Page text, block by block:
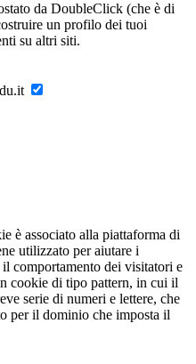
da DoubleClick (che è di
un profilo dei tuoi
su altri siti.
è associato alla piattaforma di
utilizzato per aiutare i
comportamento dei visitatori e
cookie di tipo pattern, in cui il
serie di numeri e lettere, che
per il dominio che imposta il